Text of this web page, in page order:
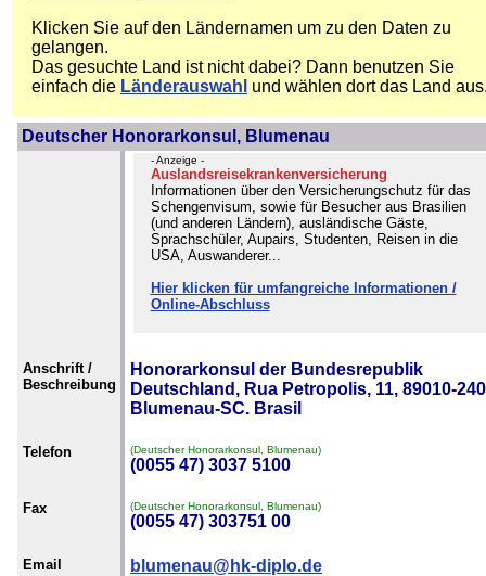
Klicken Sie auf den Ländernamen um zu den Daten zu
gelangen.
Das gesuchte Land ist nicht dabei? Dann benutzen Sie
einfach die Länderauswahl und wählen dort das Land
Deutscher Honorarkonsul, Blumenau
- Anzeige -
Auslandsreisekrankenversicherung
Informationen über den Versicherungschutz für das
Schengenvisum, sowie für Besucher aus Brasilien
(und anderen Ländern), ausländische Gäste,
Sprachschüler, Aupairs, Studenten, Reisen in die
USA, Auswanderer...
Hier klicken für umfangreiche Informationen /
Online-Abschluss
Anschrift /
Beschreibung
Honorarkonsul der Bundesrepublik
Deutschland, Rua Petropolis, 11, 89010-240
Blumenau-SC. Brasil
Telefon (Deutscher Honorarkonsul, Blumenau)
(0055 47) 3037 5100
Fax (Deutscher Honorarkonsul, Blumenau)
(0055 47) 303751 00
Email blumenau@hk-diplo.de